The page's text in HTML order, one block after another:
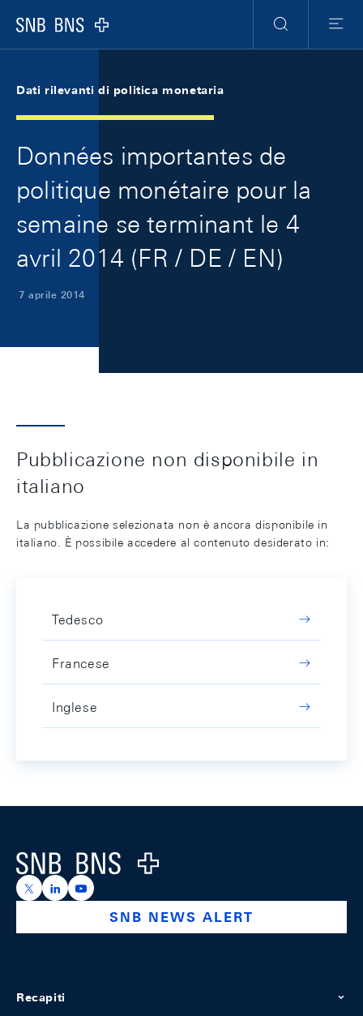
Logo
Ricerca
Menu
Dati rilevanti di politica monetaria
Données importantes de
politique monétaire pour la
semaine se terminant le 4
avril 2014 (FR / DE / EN)
7 aprile 2014
Pubblicazione non disponibile in
italiano
La pubblicazione selezionata non è ancora disponibile in
italiano. È possibile accedere al contenuto desiderato in:
Tedesco
Francese
Inglese
Logo
https://x.com/snb_bns
https://ch.linkedin.com/company/swiss-national-
https://www.youtube.com/@swissnationalbank
SNB NEWS ALERT
Recapiti